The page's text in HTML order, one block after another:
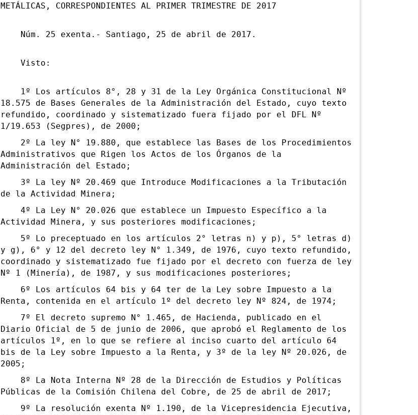
METÁLICAS, CORRESPONDIENTES AL PRIMER TRIMESTRE DE 2017
Núm. 25 exenta.- Santiago, 25 de abril de 2017.
Visto:
1º Los artículos 8°, 28 y 31 de la Ley Orgánica Constitucional Nº
18.575 de Bases Generales de la Administración del Estado, cuyo texto
refundido, coordinado y sistematizado fuera fijado por el DFL Nº
1/19.653 (Segpres), de 2000;
2º La ley N° 19.880, que establece las Bases de los Procedimientos
Administrativos que Rigen los Actos de los Órganos de la
Administración del Estado;
3º La ley Nº 20.469 que Introduce Modificaciones a la Tributación
de la Actividad Minera;
4º La Ley N° 20.026 que establece un Impuesto Específico a la
Actividad Minera, y sus posteriores modificaciones;
5º Lo preceptuado en los artículos 2° letras n) y p), 5° letras d)
y g), 6° y 12 del decreto ley N° 1.349, de 1976, cuyo texto refundido,
coordinado y sistematizado fue fijado por el decreto con fuerza de ley
Nº 1 (Minería), de 1987, y sus modificaciones posteriores;
6º Los artículos 64 bis y 64 ter de la Ley sobre Impuesto a la
Renta, contenida en el artículo 1º del decreto ley Nº 824, de 1974;
7º El decreto supremo N° 1.465, de Hacienda, publicado en el
Diario Oficial de 5 de junio de 2006, que aprobó el Reglamento de los
artículos 1º, en lo que se refiere al inciso cuarto del artículo 64
bis de la Ley sobre Impuesto a la Renta, y 3º de la ley Nº 20.026, de
2005;
8º La Nota Interna Nº 28 de la Dirección de Estudios y Políticas
Públicas de la Comisión Chilena del Cobre, de 25 de abril de 2017;
9º La resolución exenta Nº 1.190, de la Vicepresidencia Ejecutiva,